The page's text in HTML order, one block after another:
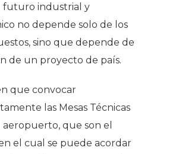
futuro industrial y
no depende solo de los
sino que depende de
de un proyecto de país.
que convocar
las Mesas Técnicas
aeropuerto, que son el
el cual se puede acordar